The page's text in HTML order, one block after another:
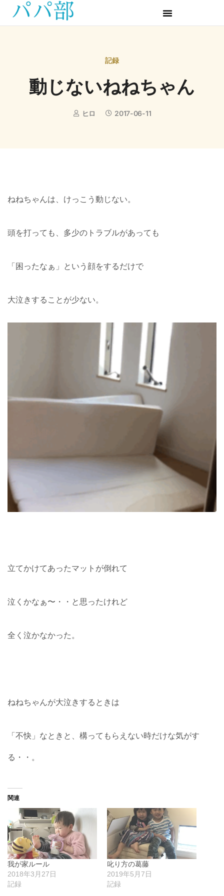
記録
動じないねねちゃん
ヒロ 2017-06-11
ねねちゃんは、けっこう動じない。
頭を打っても、多少のトラブルがあっても
「困ったなぁ」という顔をするだけで
大泣きすることが少ない。
立てかけてあったマットが倒れて
泣くかなぁ〜・・と思ったけれど
全く泣かなかった。
ねねちゃんが大泣きするときは
「不快」なときと、構ってもらえない時だけな気がす
る・・。
関連
我が家ルール
2018年3月27日
記録
叱り方の葛藤
2019年5月7日
記録